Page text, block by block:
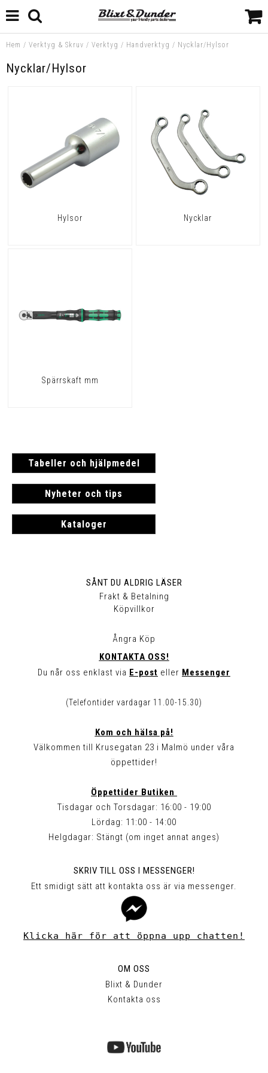
Hem / Verktyg & Skruv / Verktyg / Handverktyg / Nycklar/Hylsor
Nycklar/Hylsor
Hylsor Nycklar
Spärrskaft mm
Tabeller och hjälpmedel
Nyheter och tips
Kataloger
SÅNT DU ALDRIG LÄSER
Frakt & Betalning
Köpvillkor
Ångra Köp
KONTAKTA OSS!
Du når oss enklast via E-post eller Messenger
(Telefontider vardagar 11.00-15.30)
Kom och hälsa på!
Välkommen till Krusegatan 23 i Malmö under våra
öppettider!
Öppettider Butiken
Tisdagar och Torsdagar: 16:00 - 19:00
Lördag: 11:00 - 14:00
Helgdagar: Stängt (om inget annat anges)
SKRIV TILL OSS I MESSENGER!
Ett smidigt sätt att kontakta oss är via messenger.
Klicka här för att öppna upp chatten!
OM OSS
Blixt & Dunder
Kontakta oss